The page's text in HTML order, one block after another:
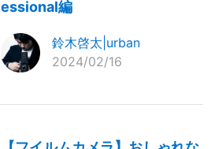
essional編
鈴木啓太|urban
2024/02/16